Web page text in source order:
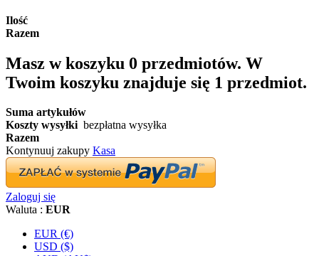
Ilość
Razem
Masz w koszyku 0 przedmiotów. W
Twoim koszyku znajduje się 1 przedmiot.
Suma artykułów
Koszty wysyłki bezpłatna wysyłka
Razem
Kontynuuj zakupy Kasa
Zaloguj się
Waluta : EUR
EUR (€)
USD ($)